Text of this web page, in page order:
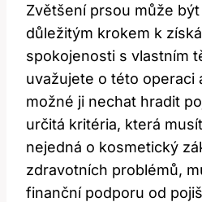
Zvětšení prsou může
důležitým krokem k
spokojenosti s vlastním
uvažujete o této operaci
možné ji nechat hradit
určitá kritéria, která
nejedná o kosmetický
zdravotních problémů,
finanční podporu od